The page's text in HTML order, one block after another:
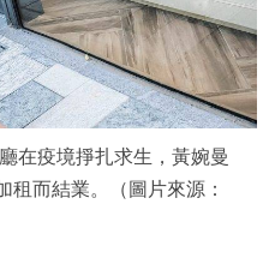
在疫境掙扎求生，黃婉曼
租而結業。（圖片來源：